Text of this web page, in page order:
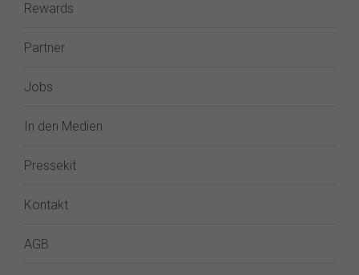
Rewards
Partner
Jobs
In den Medien
Pressekit
Kontakt
AGB